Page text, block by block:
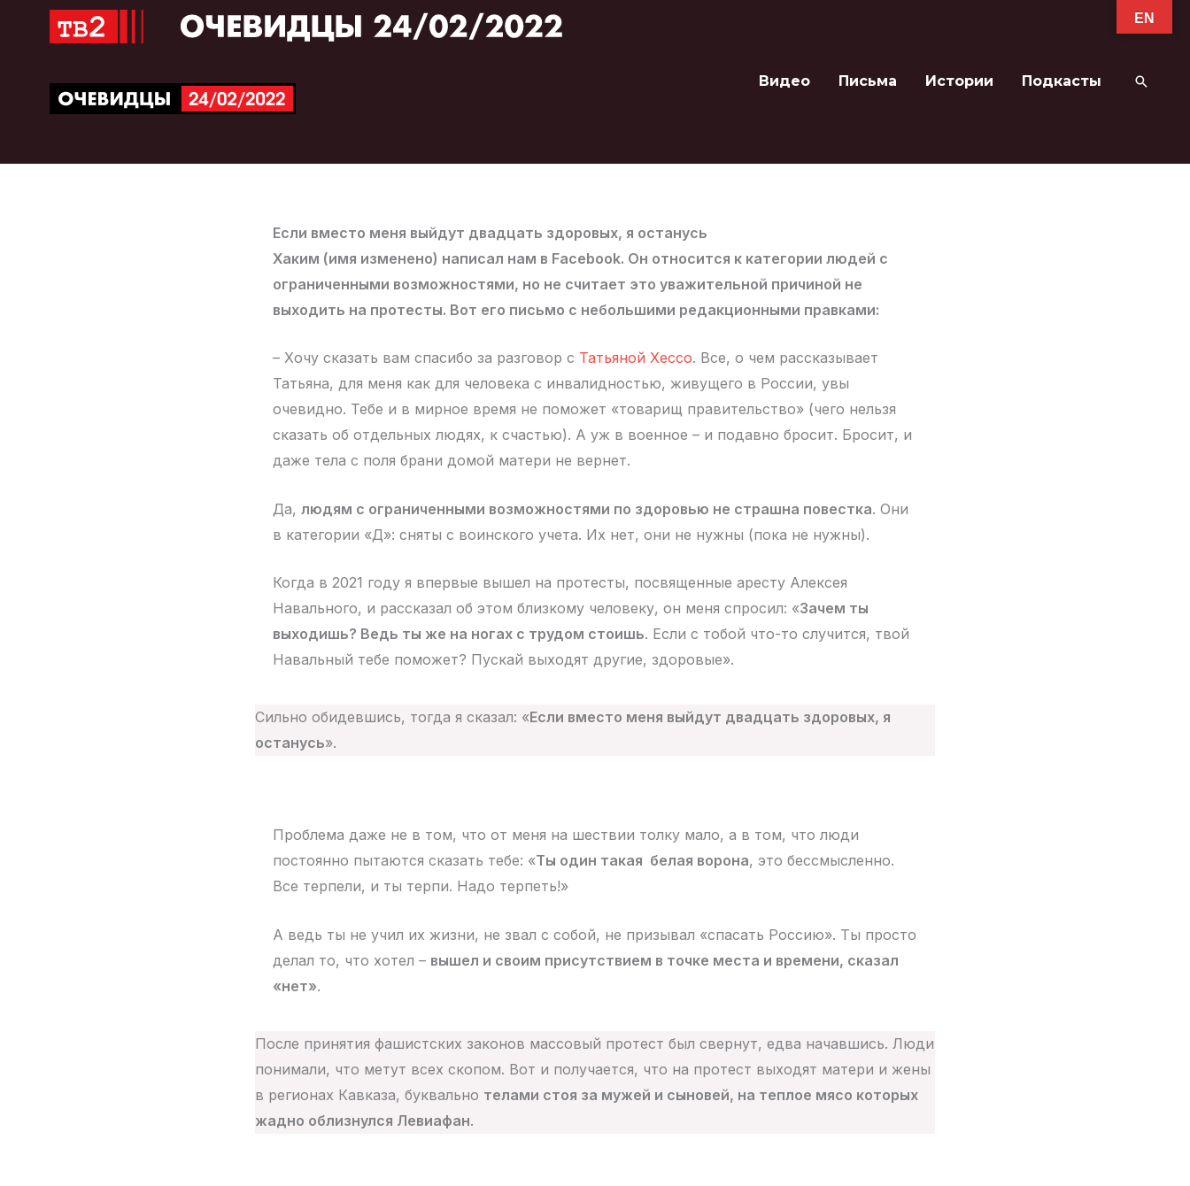
Перейти
Видео Письма Истории Подкасты Поиск
Если вместо меня выйдут двадцать здоровых, я останусь
Хаким (имя изменено) написал нам в Facebook. Он относится к категории людей с
ограниченными возможностями, но не считает это уважительной причиной не
выходить на протесты. Вот его письмо с небольшими редакционными правками:
– Хочу сказать вам спасибо за разговор с Татьяной Хессо. Все, о чем рассказывает
Татьяна, для меня как для человека с инвалидностью, живущего в России, увы
очевидно. Тебе и в мирное время не поможет «товарищ правительство» (чего нельзя
сказать об отдельных людях, к счастью). А уж в военное – и подавно бросит. Бросит, и
даже тела с поля брани домой матери не вернет.
Да, людям с ограниченными возможностями по здоровью не страшна повестка. Они
в категории «Д»: сняты с воинского учета. Их нет, они не нужны (пока не нужны).
Когда в 2021 году я впервые вышел на протесты, посвященные аресту Алексея
Навального, и рассказал об этом близкому человеку, он меня спросил: «Зачем ты
выходишь? Ведь ты же на ногах с трудом стоишь. Если с тобой что-то случится, твой
Навальный тебе поможет? Пускай выходят другие, здоровые».
Сильно обидевшись, тогда я сказал: «Если вместо меня выйдут двадцать здоровых, я
останусь».
Проблема даже не в том, что от меня на шествии толку мало, а в том, что люди
постоянно пытаются сказать тебе: «Ты один такая белая ворона, это бессмысленно.
Все терпели, и ты терпи. Надо терпеть!»
А ведь ты не учил их жизни, не звал с собой, не призывал «спасать Россию». Ты просто
делал то, что хотел – вышел и своим присутствием в точке места и времени, сказал
«нет».
После принятия фашистских законов массовый протест был свернут, едва начавшись. Люди
понимали, что метут всех скопом. Вот и получается, что на протест выходят матери и жены
в регионах Кавказа, буквально телами стоя за мужей и сыновей, на теплое мясо которых
жадно облизнулся Левиафан.
EN